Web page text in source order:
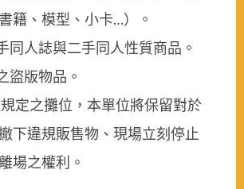
籍、模型、小卡…）。
同人誌與二手同人性質商品。
盜版物品。
定之攤位，本單位將保留對於
下違規販售物、現場立刻停止
場之權利。